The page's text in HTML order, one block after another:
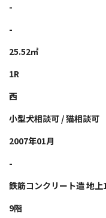
クな壁があり、日当たり
になってますが、非常に
しょうか。
-
-
25.52㎡
1R
西
小型犬相談可 / 猫相談可
2007年01月
-
鉄筋コンクリート造 地上
9階